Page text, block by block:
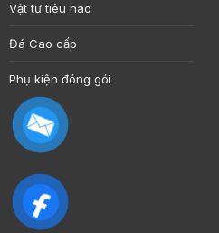
Vật tư tiêu hao
Đá Cao cấp
Phụ kiện đóng gói